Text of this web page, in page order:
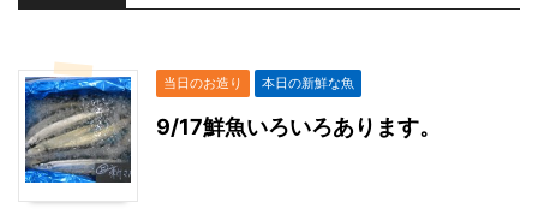
当日のお造り 本日の新鮮な魚
9/17鮮魚いろいろあります。